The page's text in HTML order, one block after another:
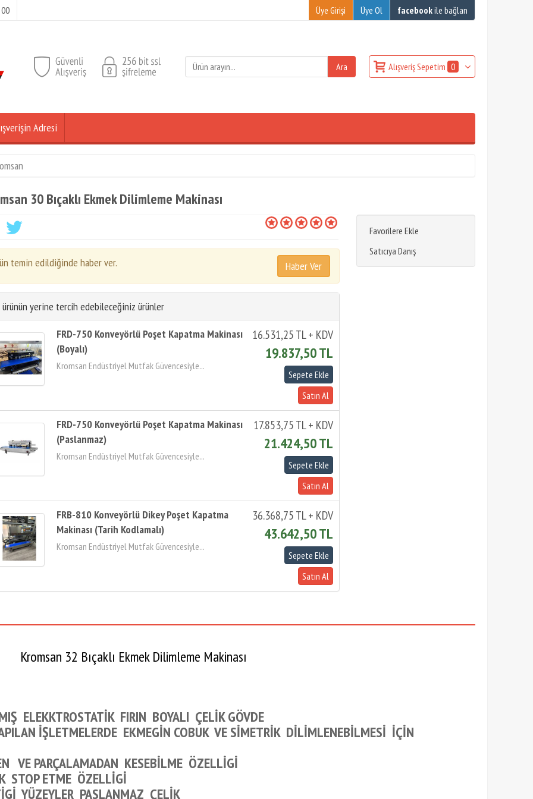
Üye Girişi Üye Ol facebookile bağlan
Alışveriş Sepetim 0
Adresi
30 Bıçaklı Ekmek Dilimleme Makinası
Favorilere Ekle
Satıcıya Danış
temin edildiğinde haber ver.
ürünün yerine tercih edebileceğiniz ürünler
FRD-750 Konveyörlü Poşet Kapatma Makinası
(Boyalı)
Kromsan Endüstriyel Mutfak Güvencesiyle...
16.531,25 TL + KDV
19.837,50 TL
FRD-750 Konveyörlü Poşet Kapatma Makinası
(Paslanmaz)
Kromsan Endüstriyel Mutfak Güvencesiyle...
17.853,75 TL + KDV
21.424,50 TL
FRB-810 Konveyörlü Dikey Poşet Kapatma
Makinası (Tarih Kodlamalı)
Kromsan Endüstriyel Mutfak Güvencesiyle...
36.368,75 TL + KDV
43.642,50 TL
Kromsan 32 Bıçaklı Ekmek Dilimleme Makinası
ELEKKTROSTATİK FIRIN BOYALI ÇELİK GÖVDE
İŞLETMELERDE EKMEGİN COBUK VE SİMETRİK DİLİMLENEBİLMESİ İÇİN
VE PARÇALAMADAN KESEBİLME ÖZELLİGİ
STOP ETME ÖZELLİGİ
YÜZEYLER PASLANMAZ ÇELİK